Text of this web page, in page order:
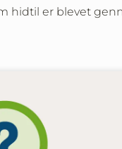
er blevet